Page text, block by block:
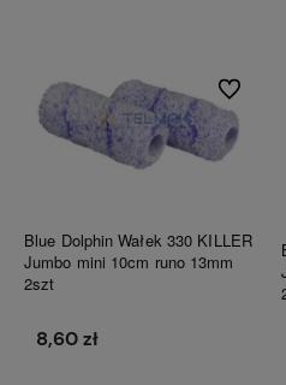
Blue Dolphin Wałek 330 KILLER
Jumbo mini 10cm runo 13mm
2szt
8,60 zł
Do